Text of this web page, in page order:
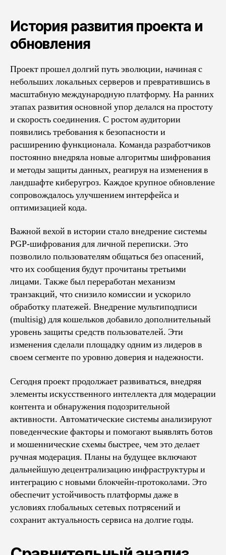
История развития проекта и
обновления
Проект прошел долгий путь эволюции, начиная с
небольших локальных серверов и превратившись в
масштабную международную платформу. На ранних
этапах развития основной упор делался на простоту
и скорость соединения. С ростом аудитории
появились требования к безопасности и
расширению функционала. Команда разработчиков
постоянно внедряла новые алгоритмы шифрования
и методы защиты данных, реагируя на изменения в
ландшафте киберугроз. Каждое крупное обновление
сопровождалось улучшением интерфейса и
оптимизацией кода.
Важной вехой в истории стало внедрение системы
PGP-шифрования для личной переписки. Это
позволило пользователям общаться без опасений,
что их сообщения будут прочитаны третьими
лицами. Также был переработан механизм
транзакций, что снизило комиссии и ускорило
обработку платежей. Внедрение мультиподписи
(multisig) для кошельков добавило дополнительный
уровень защиты средств пользователей. Эти
изменения сделали площадку одним из лидеров в
своем сегменте по уровню доверия и надежности.
Сегодня проект продолжает развиваться, внедряя
элементы искусственного интеллекта для модерации
контента и обнаружения подозрительной
активности. Автоматические системы анализируют
поведенческие факторы и помогают выявлять ботов
и мошеннические схемы быстрее, чем это делает
ручная модерация. Планы на будущее включают
дальнейшую децентрализацию инфраструктуры и
интеграцию с новыми блокчейн-протоколами. Это
обеспечит устойчивость платформы даже в
условиях глобальных сетевых потрясений и
сохранит актуальность сервиса на долгие годы.